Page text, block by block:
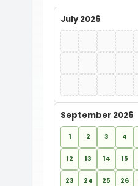
July 2026
September 2026
1 2 3 4
12 13 14 15
23 24 25 26